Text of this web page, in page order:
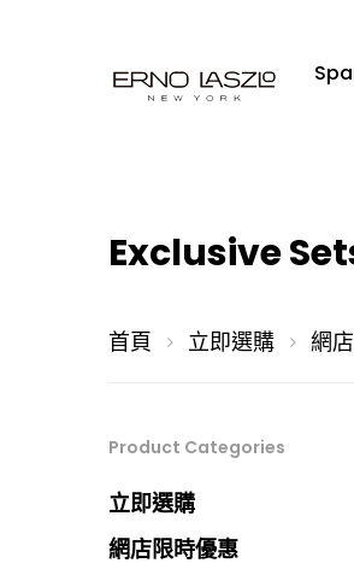
Exclusive
首頁 立即選購 網
Product Categories
立即選購
網店限時優惠